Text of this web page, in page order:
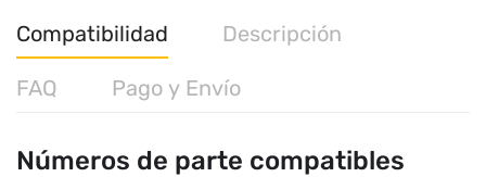
Compatibilidad Descripción
FAQ Pago y Envío
Números de parte compatibles